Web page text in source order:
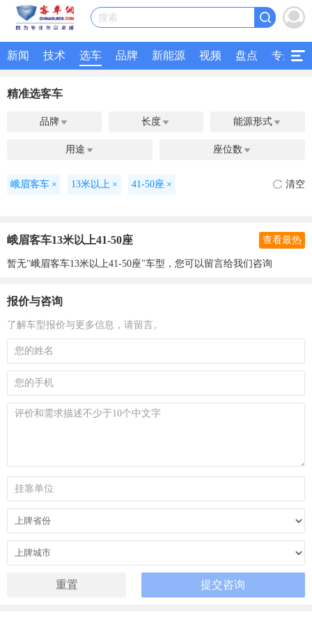
搜索
新闻 技术 选车 品牌 新能源 视频 盘点 专题
精准选客车
品牌  长度  能源形式 
用途  座位数 
峨眉客车 × 13米以上 × 41-50座 × 清空
峨眉客车13米以上41-50座 查看最热
暂无"峨眉客车13米以上41-50座"车型，您可以留言给我们咨询
报价与咨询
了解车型报价与更多信息，请留言。